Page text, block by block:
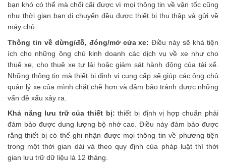
bạn khó có thể mà chối cãi được vì mọi thông tin về vận tốc cũng
như thời gian bạn di chuyển đều được thiết bị thu thập và gửi về
máy chủ.
Thông tin về dừng/đỗ, đóng/mở cửa xe:Điều này sẽ khá tiện
ích cho những ông chủ kinh doanh các dịch vụ về xe như cho
thuê xe, cho thuê xe tự lái hoặc giám sát hành động của tài xế.
Những thông tin mà thiết bị định vị cung cấp sẽ giúp các ông chủ
quản lý xe của mình chặt chẽ hơn và đảm bảo tránh được những
vấn đề xấu xảy ra.
Khả năng lưu trữ của thiết bị: thiết bị định vị hợp chuẩn phải
đảm bảo được dung lượng bộ nhớ cao. Điều này đảm bảo được
rằng thiết bị có thể ghi nhận được mọi thông tin về phương tiện
trong một thời gian dài và theo quy định của pháp luật thì thời
gian lưu trữ dữ liệu là 12 tháng.